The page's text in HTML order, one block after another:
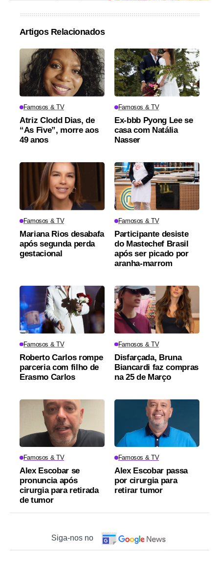
Artigos Relacionados
Famosos & TV
Atriz Clodd Dias, de
“As Five”, morre aos
49 anos
Famosos & TV
Ex-bbb Pyong Lee se
casa com Natália
Nasser
Famosos & TV
Mariana Rios desabafa
após segunda perda
gestacional
Famosos & TV
Participante desiste
do Mastechef Brasil
após ser picado por
aranha-marrom
Famosos & TV
Roberto Carlos rompe
parceria com filho de
Erasmo Carlos
Famosos & TV
Disfarçada, Bruna
Biancardi faz compras
na 25 de Março
Famosos & TV
Alex Escobar se
pronuncia após
cirurgia para retirada
de tumor
Famosos & TV
Alex Escobar passa
por cirurgia para
retirar tumor
Siga-nos no